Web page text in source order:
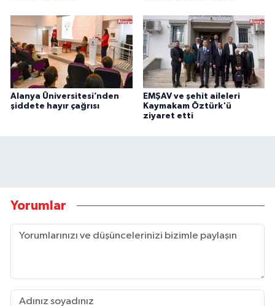
Alanya Üniversitesi’nden
şiddete hayır çağrısı
EMŞAV ve şehit aileleri
Kaymakam Öztürk'ü
ziyaret etti
Yorumlar